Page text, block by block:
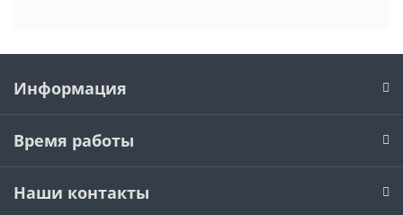
Информация
Время работы
Наши контакты